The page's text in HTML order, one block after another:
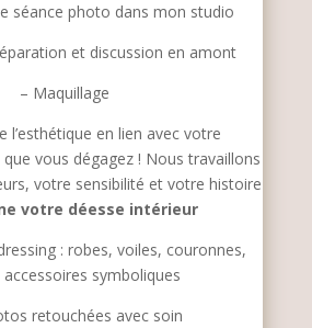
séance photo dans mon studio
et discussion en amont
– Maquillage
l’esthétique en lien avec votre
vous dégagez ! Nous travaillons
votre sensibilité et votre histoire
votre déesse intérieur
: robes, voiles, couronnes,
symboliques
retouchées avec soin